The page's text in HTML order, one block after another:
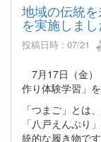
地域の伝統を
を実施しまし
投稿日時 : 07/21
7月17日（金
作り体験学習」
「つまご」とは
「八戸えんぶり
統的な履き物で